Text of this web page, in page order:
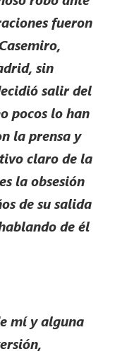
fueron
sin
salir del
pocos lo han
la prensa y
claro de la
la obsesión
de su salida
de él
mí y alguna